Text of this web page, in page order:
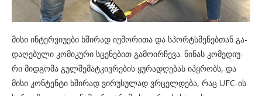
მისი ინ­ტერ­ვი­უ­ე­ბი ხში­რად იუ­მო­რი­თა და სპორ­ტსმე­ნებ­თან გა­
და­ღე­ბუ­ლი კო­მი­კუ­რი სცე­ნე­ბით გა­მო­ირ­ჩე­ვა. ნი­ნას კო­მე­დი­უ­
რი მიდ­გო­მა გულ­შე­მატ­კივ­რე­ბის ყუ­რა­დღე­ბას იპყრობს, და
მისი კონ­ტენ­ტი ხში­რად ვირუ­სუ­ლად ვრცელ­დე­ბა, რაც UFC-ის